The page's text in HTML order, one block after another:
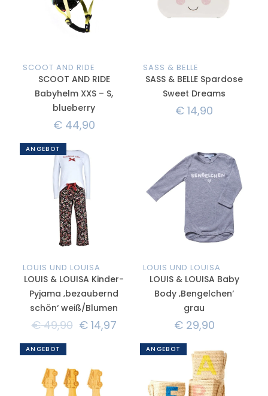
SCOOT AND RIDE
SCOOT AND RIDE
Babyhelm XXS – S,
blueberry
€44,90
SASS & BELLE
SASS & BELLE Spardose
Sweet Dreams
€ 14,90
ANGEBOT
LOUIS UND LOUISA
LOUIS & LOUISA Kinder-
Pyjama ‚bezaubernd
schön‘ weiß/Blumen
€49,90 €14,97
LOUIS UND LOUISA
LOUIS & LOUISA Baby
Body ‚Bengelchen‘
grau
€29,90
ANGEBOT ANGEBOT